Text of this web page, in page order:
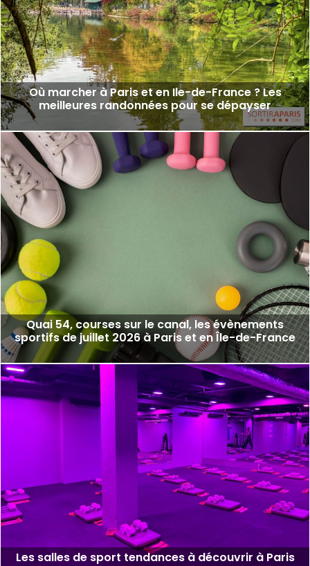
Où marcher à Paris et en Ile-de-France ? Les
meilleures randonnées pour se dépayser
Quai 54, courses sur le canal, les évènements
sportifs de juillet 2026 à Paris et en Île-de-France
Les salles de sport tendances à découvrir à Paris